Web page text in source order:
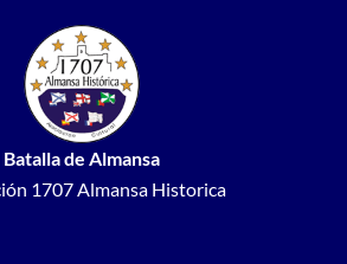
Batalla de Almansa
1707 Almansa Historica